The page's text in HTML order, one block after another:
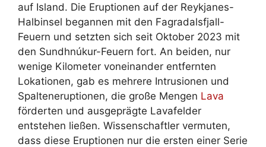
auf Island. Die Eruptionen auf der Reykjanes-
Halbinsel begannen mit den Fagradalsfjall-
Feuern und setzten sich seit Oktober 2023 mit
den Sundhnúkur-Feuern fort. An beiden, nur
wenige Kilometer voneinander entfernten
Lokationen, gab es mehrere Intrusionen und
Spalteneruptionen, die große Mengen Lava
förderten und ausgeprägte Lavafelder
entstehen ließen. Wissenschaftler vermuten,
dass diese Eruptionen nur die ersten einer Serie